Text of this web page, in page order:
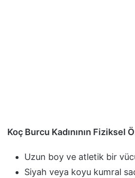
Koç Burcu Kadınının Fiziksel
Uzun boy ve atletik bir
Siyah veya koyu kumral